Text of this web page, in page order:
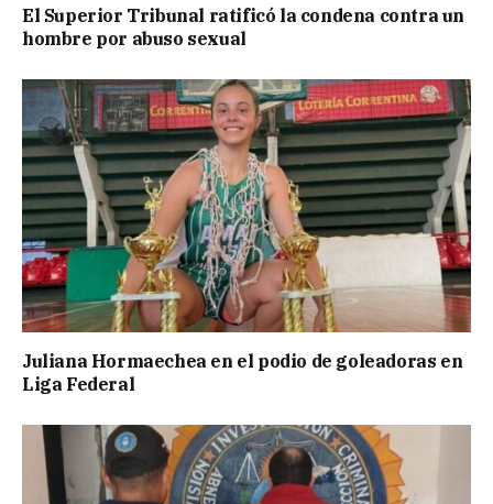
El Superior Tribunal ratificó la condena contra un
hombre por abuso sexual
Juliana Hormaechea en el podio de goleadoras en
Liga Federal